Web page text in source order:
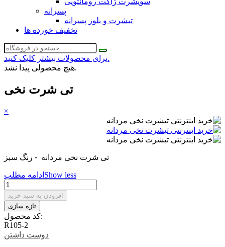
پسرانه
تیشرت و بلوز پسرانه
تخفیف خورده ها
برای محصولات بیشتر کلیک کنید.
هیچ محصولی پیدا نشد.
تی شرت نخی
×
تی شرت نخی مردانه - رنگ سبز
ادامه مطلب Show less
افزودن به سبد خرید
کد محصول:
R105-2
دوست داشتن